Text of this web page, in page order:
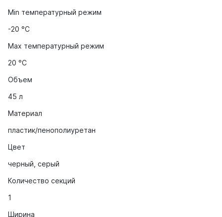
Min температурный режим
-20 °С
Max температурный режим
20 °С
Объем
45 л
Материал
пластик/пенополиуретан
Цвет
черный, серый
Количество секций
1
Ширина